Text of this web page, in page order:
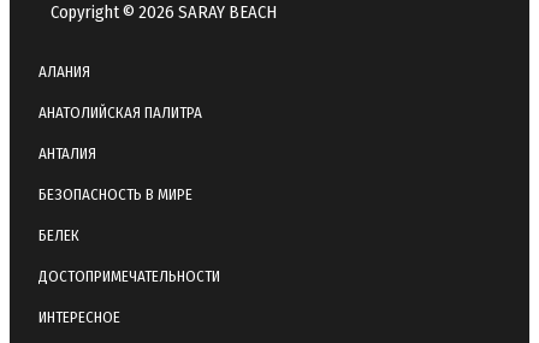
Copyright © 2026 SARAY BEACH
АЛАНИЯ
АНАТОЛИЙСКАЯ ПАЛИТРА
АНТАЛИЯ
БЕЗОПАСНОСТЬ В МИРЕ
БЕЛЕК
ДОСТОПРИМЕЧАТЕЛЬНОСТИ
ИНТЕРЕСНОЕ